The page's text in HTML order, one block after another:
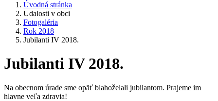
Úvodná stránka
Udalosti v obci
Fotogaléria
Rok 2018
Jubilanti IV 2018.
Jubilanti IV 2018.
Na obecnom úrade sme opäť blahoželali jubilantom. Prajeme im
hlavne veľa zdravia!